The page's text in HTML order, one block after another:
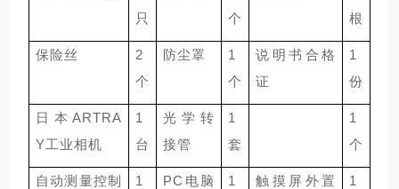
只
个
根
保险丝
2
个
防尘罩
1
个
说明书合格
证
1
份
日本 ARTRA
Y工业相机
1
台
光学转
接管
1
套
1
个
自动测量控制
1
PC 电脑
1
触摸屏外置
1